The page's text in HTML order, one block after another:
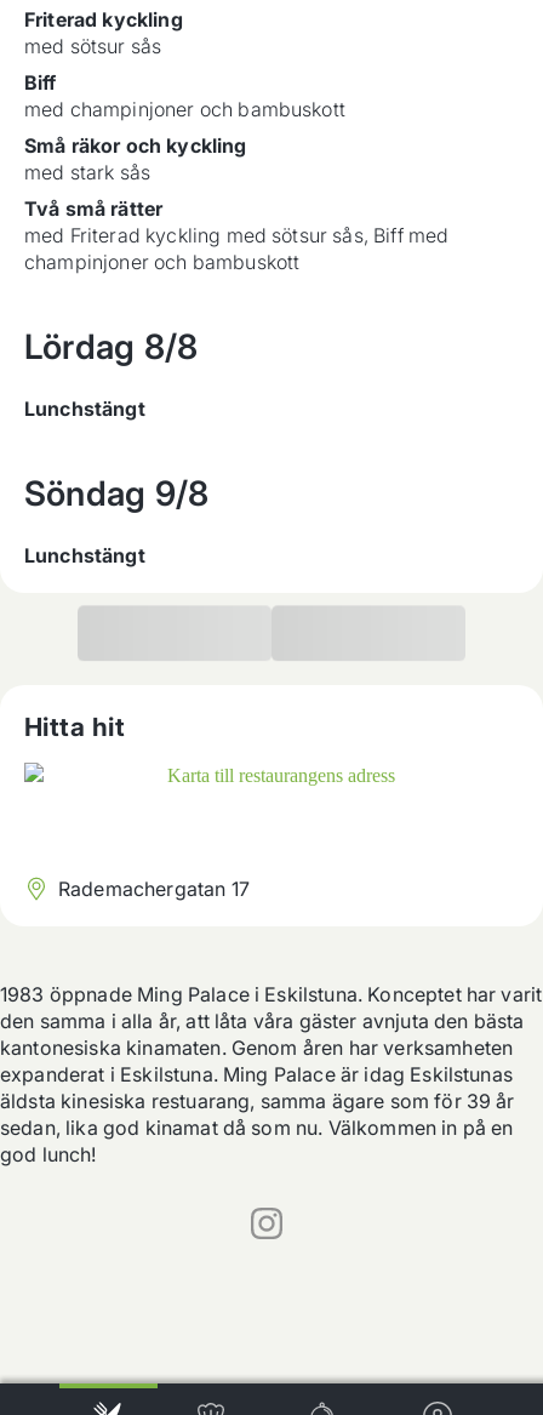
Friterad kyckling
med sötsur sås
Biff
med champinjoner och bambuskott
Små räkor och kyckling
med stark sås
Två små rätter
med Friterad kyckling med sötsur sås, Biff med
champinjoner och bambuskott
Lördag 8/8
Lunchstängt
Söndag 9/8
Lunchstängt
Hitta hit
Rademachergatan 17
1983 öppnade Ming Palace i Eskilstuna. Konceptet har varit
den samma i alla år, att låta våra gäster avnjuta den bästa
kantonesiska kinamaten. Genom åren har verksamheten
expanderat i Eskilstuna. Ming Palace är idag Eskilstunas
äldsta kinesiska restuarang, samma ägare som för 39 år
sedan, lika god kinamat då som nu. Välkommen in på en
god lunch!